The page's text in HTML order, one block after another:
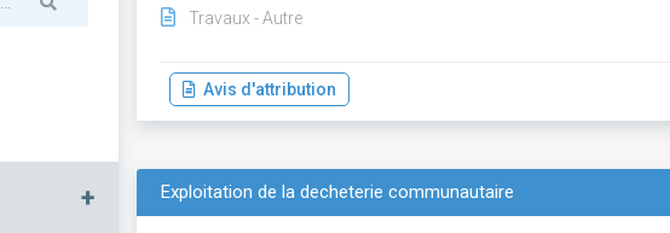
+
Travaux - Autre
Avis d'attribution
Exploitation de la decheterie communautaire